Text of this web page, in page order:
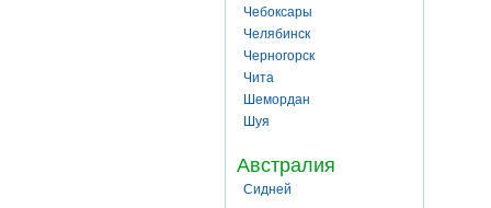
Чебоксары
Челябинск
Черногорск
Чита
Шемордан
Шуя
Австралия
Сидней